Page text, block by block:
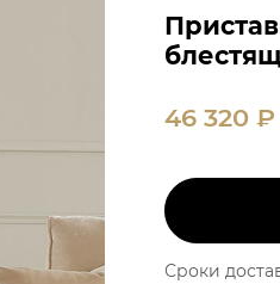
46 320 ₽
Сроки